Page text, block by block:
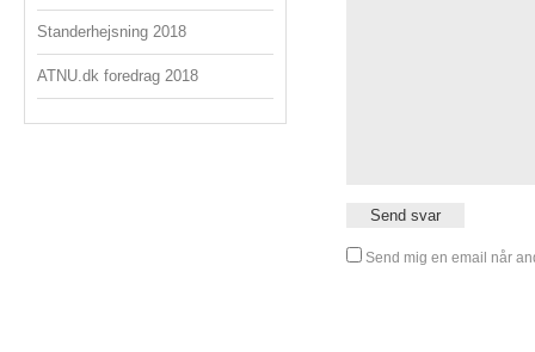
Standerhejsning 2018
ATNU.dk foredrag 2018
Send mig en email når